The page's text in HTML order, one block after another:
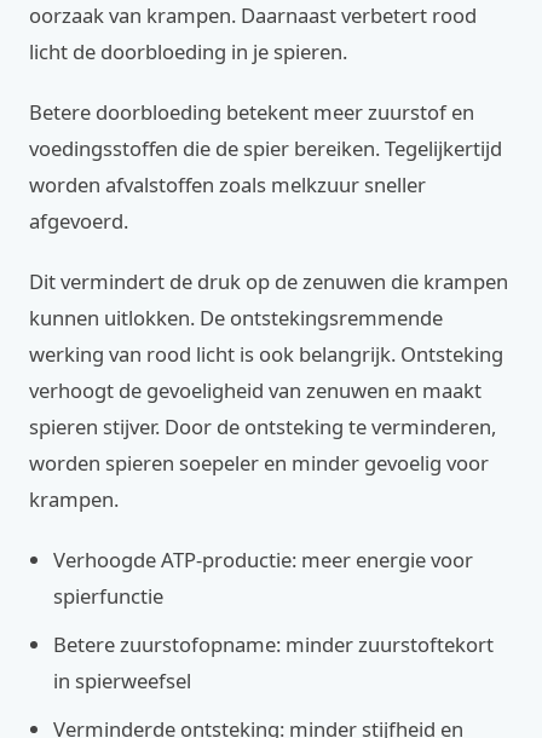
oorzaak van krampen. Daarnaast verbetert rood
licht de doorbloeding in je spieren.
Betere doorbloeding betekent meer zuurstof en
voedingsstoffen die de spier bereiken. Tegelijkertijd
worden afvalstoffen zoals melkzuur sneller
afgevoerd.
Dit vermindert de druk op de zenuwen die krampen
kunnen uitlokken. De ontstekingsremmende
werking van rood licht is ook belangrijk. Ontsteking
verhoogt de gevoeligheid van zenuwen en maakt
spieren stijver. Door de ontsteking te verminderen,
worden spieren soepeler en minder gevoelig voor
krampen.
Verhoogde ATP-productie: meer energie voor
spierfunctie
Betere zuurstofopname: minder zuurstoftekort
in spierweefsel
Verminderde ontsteking: minder stijfheid en